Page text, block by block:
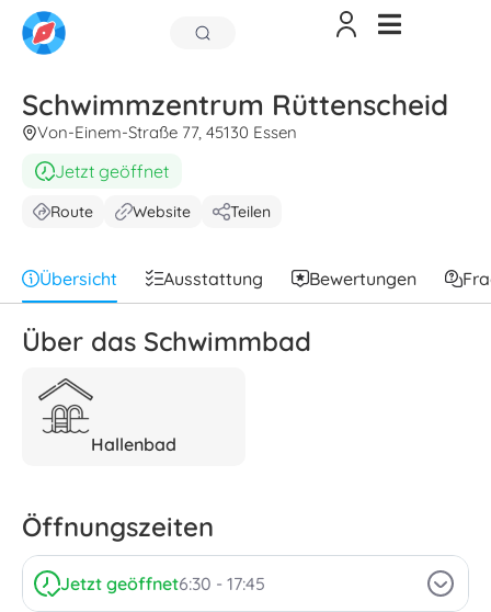
Schwimmzentrum Rüttenscheid
Von-Einem-Straße 77, 45130 Essen
Jetzt geöffnet
Route Website Teilen
Übersicht Ausstattung Bewertungen
Über das Schwimmbad
Hallenbad
Öffnungszeiten
Jetzt geöffnet6:30 - 17:45